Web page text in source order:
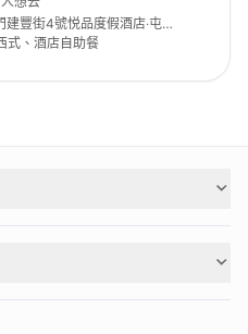
建豐街4號悦品度假酒店‧屯門2
式、酒店自助餐